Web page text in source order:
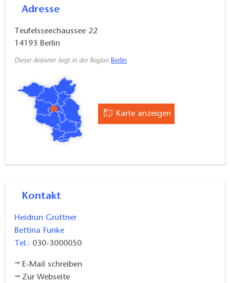
ist seit 1985 als Ökowerk bekannt. Viele Angebote
das Gelände erkunden und die Angebote rund um
das kühle Nass nutzen. Schulklassen kommen gerne
das ganze Jahr über in den grünen Lernort.
Öffnungszeiten Sommer:
Mittwoch bis Freitag 10–16 Uhr
Sonnabend, Sonntag und feiertags 11–16 Uhr
Adresse
Teufelsseechaussee 22
14193 Berlin
Dieser Anbieter liegt in der Region Berlin
Karte anzeigen
Kontakt
Heidrun Grüttner
Bettina Funke
Tel.: 030-3000050
E-Mail schreiben
Zur Webseite